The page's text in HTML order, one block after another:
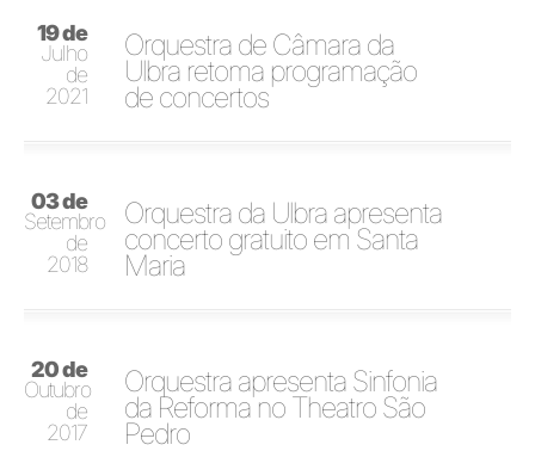
19 de
Julho
de
2021
Orquestra de Câmara da
Ulbra retoma programação
de concertos
03 de
Setembro
de
2018
Orquestra da Ulbra apresenta
concerto gratuito em Santa
Maria
20 de
Outubro
de
2017
Orquestra apresenta Sinfonia
da Reforma no Theatro São
Pedro